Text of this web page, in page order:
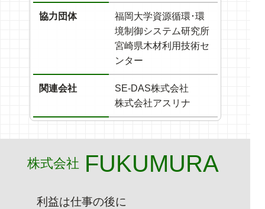
協力団体
福岡大学資源循環･環
境制御システム研究所
宮崎県木材利用技術セ
ンター
関連会社
SE-DAS株式会社
株式会社アスリナ
株式会社 FUKUMURA
利益は仕事の後に